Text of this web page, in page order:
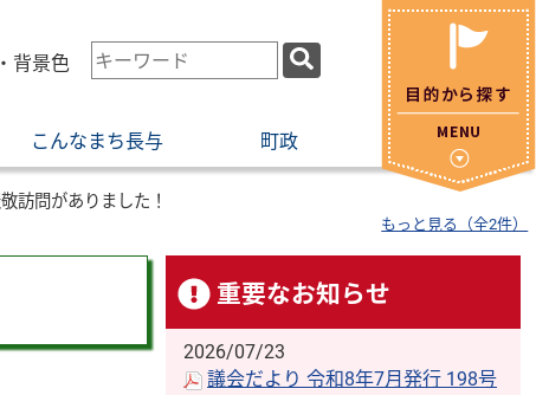
背景色
検
索
ー
ワ
ー
こんなまち長与 町政
訪問がありました！
もっと見る（全2件）
重要なお知らせ
2026/07/23
議会だより 令和8年7月発行 198号